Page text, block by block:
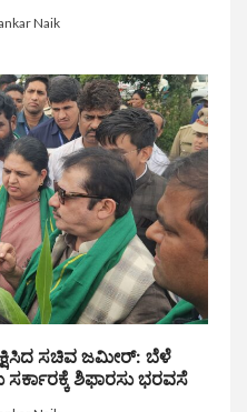
Naik
ಸಚಿವ ಜಮೀರ್: ಬೆಳೆ
ಶಿಫಾರಸು ಭರವಸೆ